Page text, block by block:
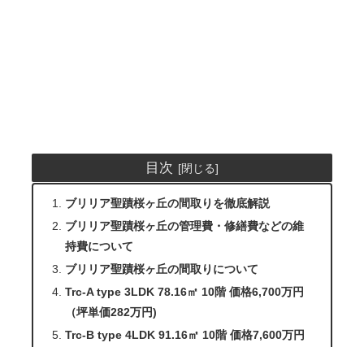
目次
ブリリア聖蹟桜ヶ丘の間取りを徹底解説
ブリリア聖蹟桜ヶ丘の管理費・修繕費などの維
持費について
ブリリア聖蹟桜ヶ丘の間取りについて
Trc-A type 3LDK 78.16㎡ 10階 価格6,700万円
（坪単価282万円)
Trc-B type 4LDK 91.16㎡ 10階 価格7,600万円